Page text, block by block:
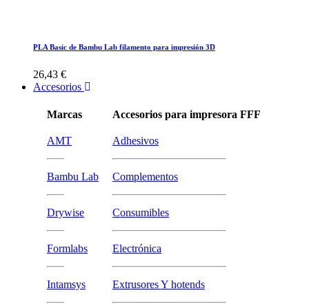
PLA Basic de Bambu Lab filamento para impresión 3D
26,43 €
Accesorios
Marcas
AMT
Bambu Lab
Drywise
Formlabs
Intamsys
Accesorios para impresora FFF
Adhesivos
Complementos
Consumibles
Electrónica
Extrusores Y hotends